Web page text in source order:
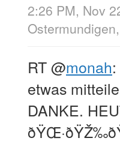
2:26 PM, Nov
RT@monah
etwas
DANKE.